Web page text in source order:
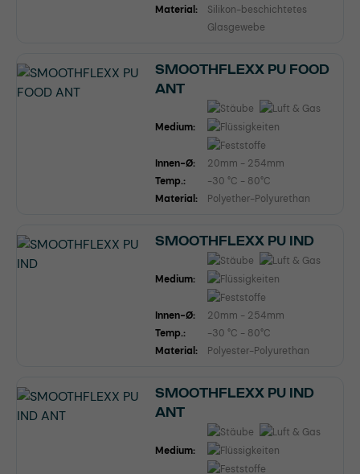
Material:
Silikon-beschichtetes
Glasgewebe
SMOOTHFLEXX PU FOOD
ANT
Medium:
Innen-Ø:
20mm - 254mm
Temp.:
-30 °C - 80°C
Material:
Polyether-Polyurethan
SMOOTHFLEXX PU IND
Medium:
Innen-Ø:
20mm - 254mm
Temp.:
-30 °C - 80°C
Material:
Polyester-Polyurethan
SMOOTHFLEXX PU IND
ANT
Medium: